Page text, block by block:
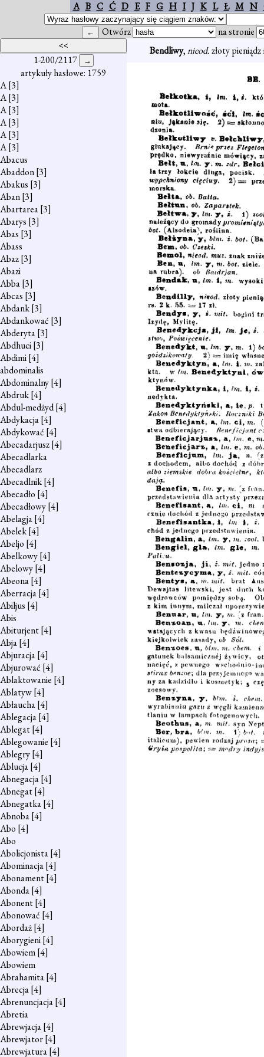
A B C Ć D E F G H I J K L Ł M N
Otwórz na stronie
1-200/2117
artykuły hasłowe: 1759
A[3]
A[3]
A[3]
A[3]
A[3]
A[3]
Abacus
Abaddon[3]
Abakus [3]
Aban[3]
Abartarea[3]
Abarys [3]
Abas [3]
Abass
Abaz[3]
Abazi
Abba[3]
Abcas [3]
Abdank[3]
Abdankować [3]
Abderyta[3]
Abdhuci[3]
Abdimi[4]
abdominalis
Abdominalny[4]
Abdruk[4]
Abdul-medżyd[4]
Abdykacja[4]
Abdykować [4]
Abecadarjusz[4]
Abecadlarka
Abecadlarz
Abecadlnik[4]
Abecadło [4]
Abecadłowy[4]
Abelagja[4]
Abelek[4]
Abeljo [4]
Abelkowy[4]
Abelowy[4]
Abeona[4]
Aberracja[4]
Abiljus [4]
Abis
Abiturjent[4]
Abja[4]
Abjuracja[4]
Abjurować [4]
Ablaktowanie [4]
Ablatyw[4]
Abłaucha[4]
Ablegacja[4]
Ablegat[4]
Ablegowanie [4]
Ablegry[4]
Ablucja[4]
Abnegacja[4]
Abnegat[4]
Abnegatka[4]
Abnoba[4]
Abo [4]
Abo
Abolicjonista[4]
Abominacja[4]
Abonament[4]
Abonda[4]
Abonent[4]
Abonować [4]
Abordaż[4]
Aborygieni[4]
Abowiem[4]
Abowiem
Abrahamita[4]
Abrecja[4]
Abrenuncjacja[4]
Abretia
Abrewjacja[4]
Abrewjator[4]
Abrewjatura[4]
Bendliwy,nieod.złoty